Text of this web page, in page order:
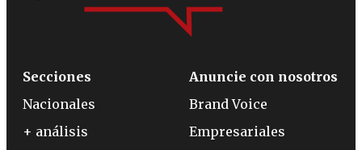
Secciones
Nacionales
+ análisis
Anuncie con nosotros
Brand Voice
Empresariales